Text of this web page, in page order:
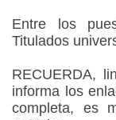
Entre los
Titulados
RECUERDA,
informa los
completa, es